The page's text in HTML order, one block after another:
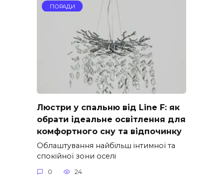
ПОРАДИ
Люстри у спальню від Line F: як
обрати ідеальне освітлення для
комфортного сну та відпочинку
Облаштування найбільш інтимної та
спокійної зони оселі
0 24